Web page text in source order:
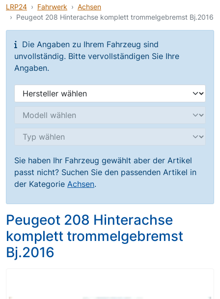
LRP24 Fahrwerk
Achsen
Peugeot 208 Hinterachse komplett trommelgebremst Bj.2016
Die Angaben zu Ihrem Fahrzeug sind
unvollständig. Bitte vervollständigen Sie Ihre
Angaben.
Sie haben Ihr Fahrzeug gewählt aber der Artikel
passt nicht? Suchen Sie den passenden Artikel in
der Kategorie Achsen.
Peugeot 208 Hinterachse
komplett trommelgebremst
Bj.2016